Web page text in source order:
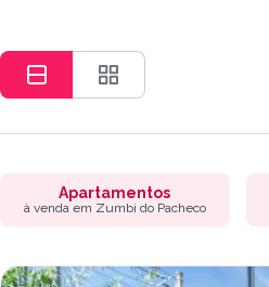
Apartamentos
à venda em Zumbi do Pacheco